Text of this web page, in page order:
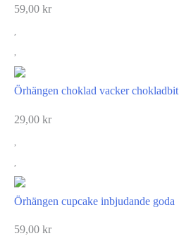
59,00 kr
Örhängen choklad vacker chokladbit
29,00 kr
Örhängen cupcake inbjudande goda
59,00 kr